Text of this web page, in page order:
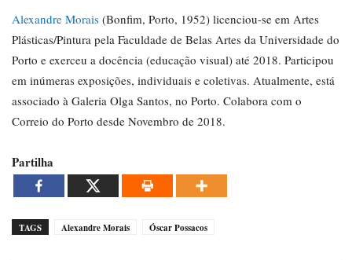
Alexandre Morais (Bonfim, Porto, 1952) licenciou-se em Artes
Plásticas/Pintura pela Faculdade de Belas Artes da Universidade do
Porto e exerceu a docência (educação visual) até 2018. Participou
em inúmeras exposições, individuais e coletivas. Atualmente, está
associado à Galeria Olga Santos, no Porto. Colabora com o
Correio do Porto desde Novembro de 2018.
Partilha
TAGS Alexandre Morais Óscar Possacos